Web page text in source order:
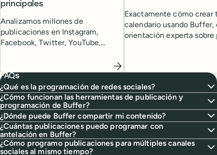
principales
Analizamos millones de
publicaciones en Instagram,
Facebook, Twitter, YouTube,
con mejor rendimiento.
Exactamente cómo crear
calendario usando Buffer,
orientación experta sobre
FAQs
¿Qué es la programación de redes sociales?
¿Cómo funcionan las herramientas de publicación y
programación de Buffer?
¿Dónde puede Buffer compartir mi contenido?
¿Cuántas publicaciones puedo programar con
antelación en Buffer?
¿Cómo programo publicaciones para múltiples canales
sociales al mismo tiempo?